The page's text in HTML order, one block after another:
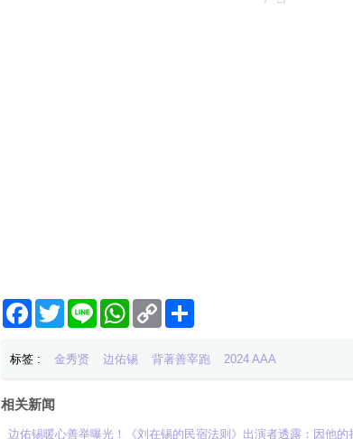
Facebook
TwitterLine WhatsApp
Copy
Link
分
标签 : 金秀贤 边佑锡 背著善宰跑 2024 AAA
相关新闻
边佑锡暖心善举曝光！《刘在锡的民宿法则》出演者透露：因他